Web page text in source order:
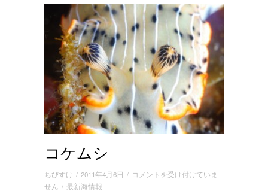
コケムシ
ちびすけ / 2011年4月6日 / コ
コメントを受け付けていま
せん / 最新海情報